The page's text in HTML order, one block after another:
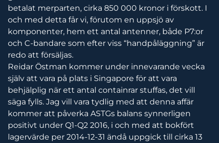
betalat merparten, cirka 850 000 kronor i förskott. I
och med detta får vi, förutom en uppsjö av
komponenter, hem ett antal antenner, både P7:or
och C-bandare som efter viss “handpåläggning” är
redo att försäljas.
Reidar Östman kommer under innevarande vecka
själv att vara på plats i Singapore för att vara
behjälplig när ett antal containrar stuffas, det vill
säga fylls. Jag vill vara tydlig med att denna affär
kommer att påverka ASTGs balans synnerligen
positivt under Q1-Q2 2016, i och med att bokfört
lagervärde per 2014-12-31 ändå uppgick till cirka 13